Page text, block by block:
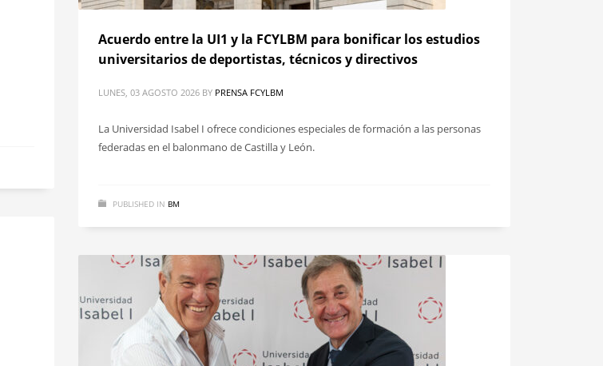
Acuerdo entre la UI1 y la FCYLBM para bonificar los estudios
universitarios de deportistas, técnicos y directivos
LUNES, 03 AGOSTO 2026 BY PRENSA FCYLBM
La Universidad Isabel I ofrece condiciones especiales de formación a las personas
federadas en el balonmano de Castilla y León.
PUBLISHED IN BM